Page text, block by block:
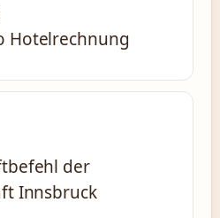
Hotelrechnung
der
Innsbruck